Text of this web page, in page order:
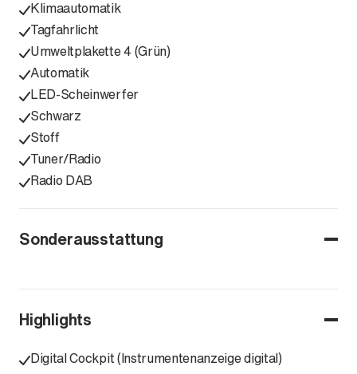
Klimaautomatik
Tagfahrlicht
Umweltplakette 4 (Grün)
Automatik
LED-Scheinwerfer
Schwarz
Stoff
Tuner/Radio
Radio DAB
Sonderausstattung
Highlights
Digital Cockpit (Instrumentenanzeige digital)